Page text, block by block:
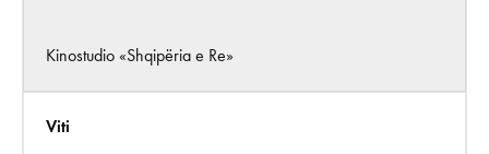
Kinostudio «Shqipëria e Re»
Viti